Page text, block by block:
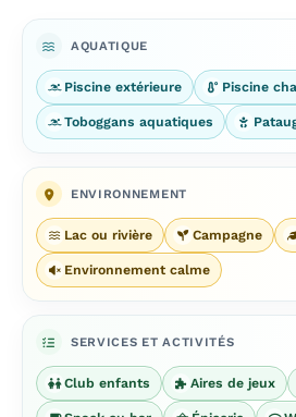
AQUATIQUE
Piscine extérieure Piscine
Toboggans aquatiques
ENVIRONNEMENT
Lac ou rivière Campagne
Environnement calme
SERVICES ET ACTIVITÉS
Club enfants Aires de jeux